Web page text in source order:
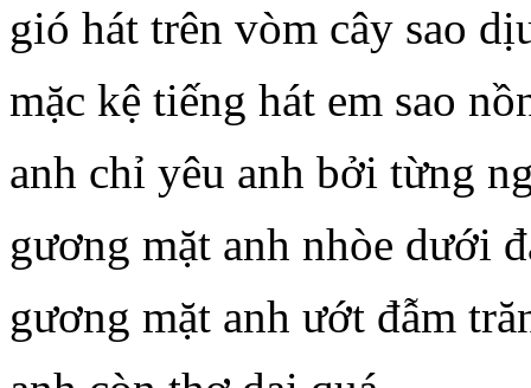
gió hát trên vòm cây sao
mặc kệ tiếng hát em sao
anh chỉ yêu anh bởi từng
gương mặt anh nhòe dưới
gương mặt anh ướt đẫm